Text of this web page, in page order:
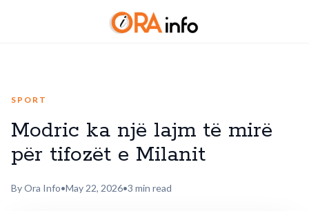
SPORT
Modric ka një lajm të mirë
për tifozët e Milanit
By Ora Info•May 22, 2026•3 min read